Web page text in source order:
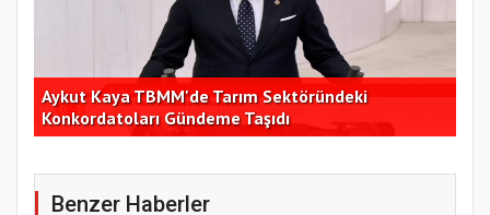
Aykut Kaya TBMM'de Tarım Sektöründeki
Konkordatoları Gündeme Taşıdı
Benzer Haberler